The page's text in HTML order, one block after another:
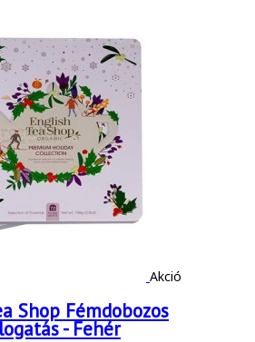
Akció
Shop Fémdobozos
- Fehér